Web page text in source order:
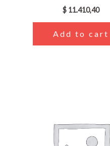
$ 11.410,40
Add to cart